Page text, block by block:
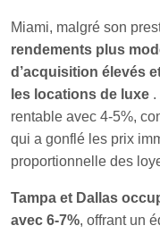
Miami, malgré son
rendements plus
d’acquisition élevés
les locations de luxe .
rentable avec 4-5%,
qui a gonflé les prix
proportionnelle des
Tampa et Dallas
avec 6-7%, offrant un